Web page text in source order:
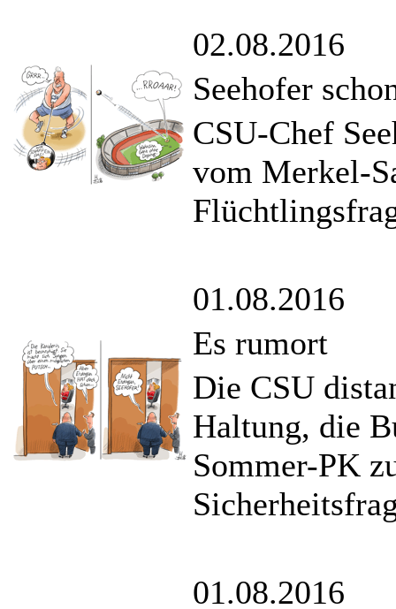
02.08.2016
Seehofer
CSU-Chef
vom Merkel-
01.08.2016
Es rumort
Die CSU
Haltung, die
Sommer-PK
01.08.2016